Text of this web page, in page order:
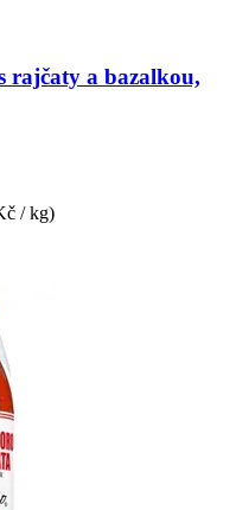
rajčaty a bazalkou,
/ kg)